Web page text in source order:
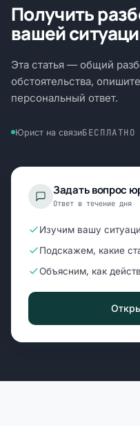
Получить
вашей
Эта статья — общий
обстоятельства,
персональный ответ.
Юрист на связи
Задать вопрос
Ответ в течение дня
Изучим вашу
Подскажем, какие
Объясним, как